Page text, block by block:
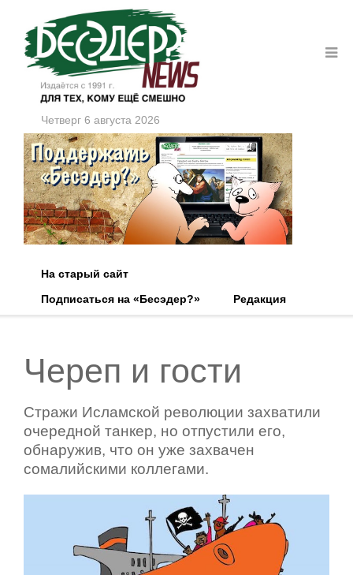
Четверг 6 августа 2026
На старый сайт
Подписаться на «Бесэдер?»
Редакция
Череп и гости
Стражи Исламской революции захватили
очередной танкер, но отпустили его,
обнаружив, что он уже захвачен
сомалийскими коллегами.